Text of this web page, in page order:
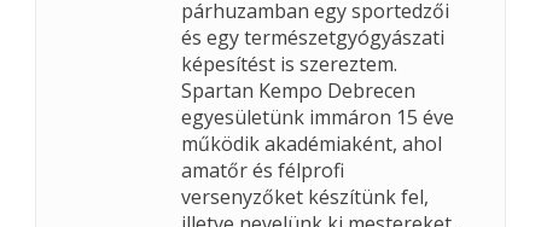
párhuzamban egy sportedzői
és egy természetgyógyászati
képesítést is szereztem.
Spartan Kempo Debrecen
egyesületünk immáron 15 éve
működik akadémiaként, ahol
amatőr és félprofi
versenyzőket készítünk fel,